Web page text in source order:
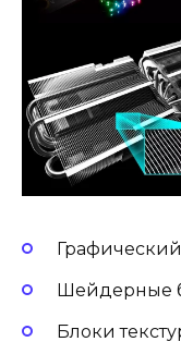
Шейдерные
Блоки